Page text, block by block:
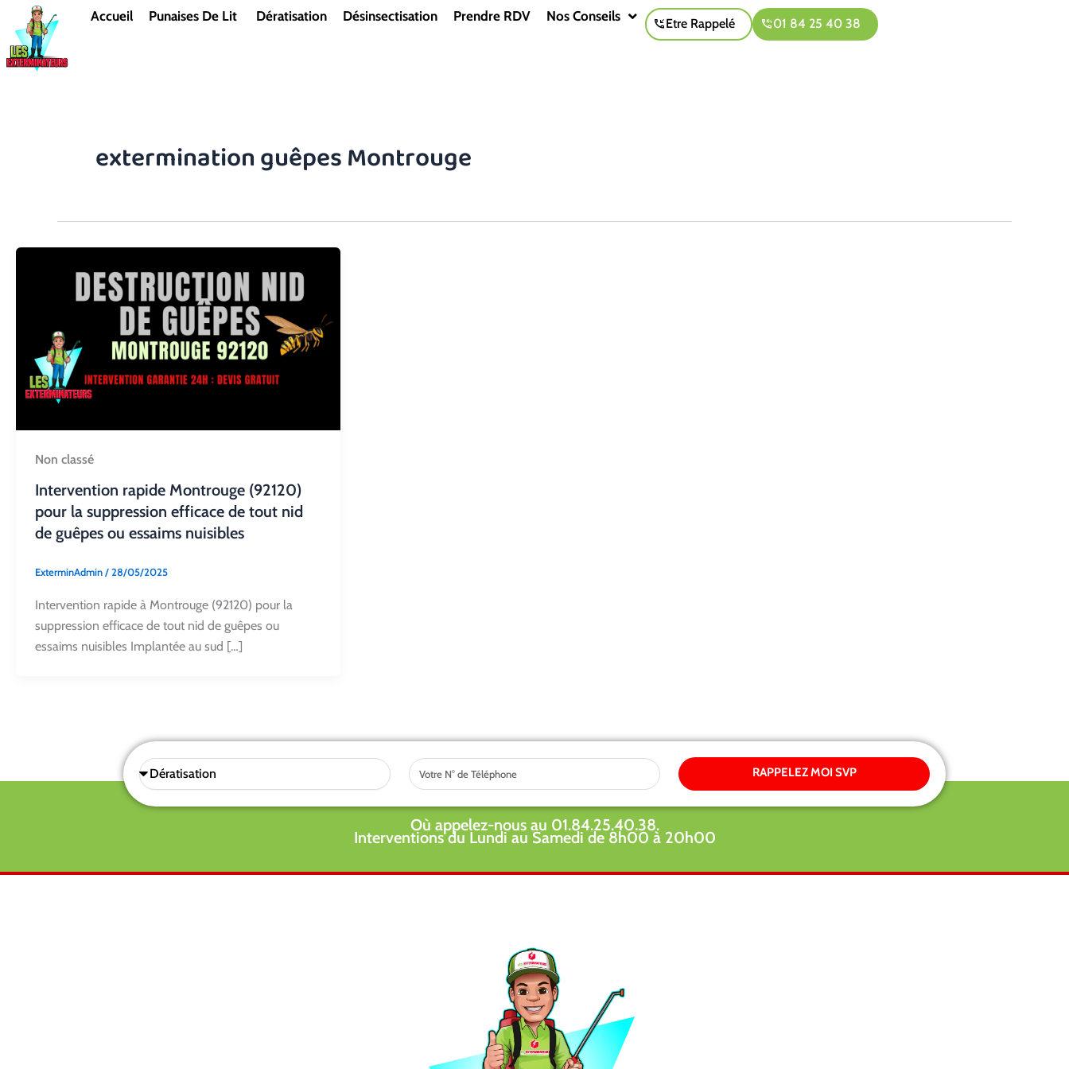
contenu
Accueil Punaises De Lit Dératisation Désinsectisation Prendre RDV Nos Conseils Etre Rappelé 01 84 25 40 38
extermination guêpes Montrouge
Non classé
Intervention rapide Montrouge (92120)
pour la suppression efficace de tout nid
de guêpes ou essaims nuisibles
ExterminAdmin/28/05/2025
Intervention rapide à Montrouge (92120) pour la
suppression efficace de tout nid de guêpes ou
essaims nuisibles Implantée au sud […]
Sélectionnez
une
Tel RAPPELEZ MOI SVP
Où appelez-nous au 01.84.25.40.38.
Interventions du Lundi au Samedi de 8h00 à 20h00